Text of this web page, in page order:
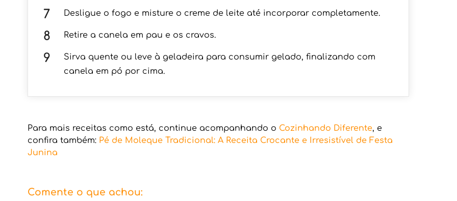
Desligue o fogo e misture o creme de leite até incorporar completamente.
Retire a canela em pau e os cravos.
Sirva quente ou leve à geladeira para consumir gelado, finalizando com
canela em pó por cima.
Para mais receitas como está, continue acompanhando o Cozinhando Diferente, e
confira também: Pé de Moleque Tradicional: A Receita Crocante e Irresistível de Festa
Junina
Comente o que achou: